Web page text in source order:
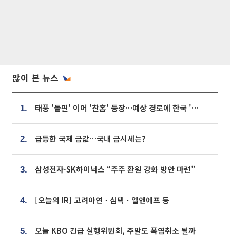
많이 본 뉴스
1. 태풍 '돌핀' 이어 '찬홈' 등장…예상 경로에 한국 '한숨'
2. 급등한 국제 금값…국내 금시세는?
3. 삼성전자·SK하이닉스 “주주 환원 강화 방안 마련”
4. [오늘의 IR] 고려아연ㆍ심텍ㆍ엘앤에프 등
5. 오늘 KBO 긴급 실행위원회, 주말도 폭염취소 될까